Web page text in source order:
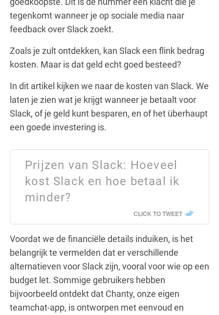
tegenkomt wanneer je op sociale media naar
feedback over Slack zoekt.
Zoals je zult ontdekken, kan Slack een flink bedrag
kosten. Maar is dat geld echt goed besteed?
In dit artikel kijken we naar de kosten van Slack. We
laten je zien wat je krijgt wanneer je betaalt voor
Slack, of je geld kunt besparen, en of het überhaupt
een goede investering is.
Prijzen van Slack: Hoeveel
kost Slack en hoe betaal ik
minder?
CLICK TO TWEET
Voordat we de financiële details induiken, is het
belangrijk te vermelden dat er verschillende
alternatieven voor Slack zijn, vooral voor wie op een
budget let. Sommige gebruikers hebben
bijvoorbeeld ontdekt dat Chanty, onze eigen
teamchat-app, is ontworpen met eenvoud en